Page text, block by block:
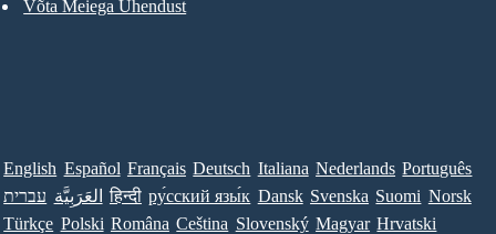
Võta Meiega Ühendust
English Español Français Deutsch Italiana Nederlands Português
עברית العَرَبِيَّة हिन्दी ру́сский язы́к Dansk Svenska Suomi Norsk
Türkçe Polski Româna Ceština Slovenský Magyar Hrvatski